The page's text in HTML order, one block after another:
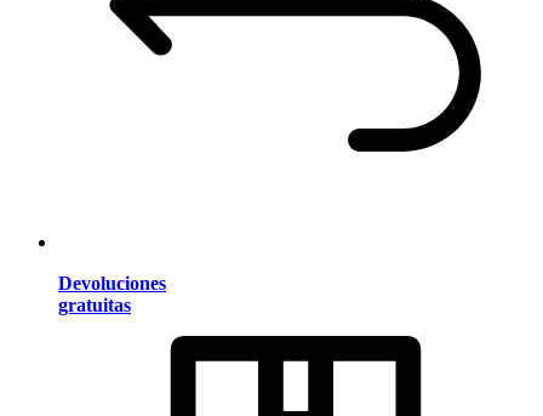
Devoluciones
gratuitas